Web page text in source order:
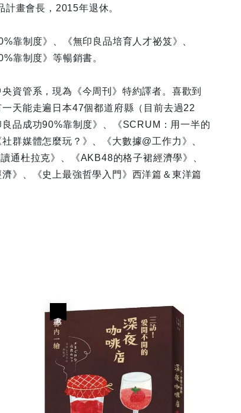
計畫會長，2015年退休。
靠制度》、《無印良品培育人才祕笈》、
靠制度》等暢銷書。
資管系，現為《今周刊》特約譯者。喜歡到
天能走遍日本47個都道府縣（目前去過22
品成功90%靠制度》、《SCRUM：用一半的
群媒體怎麼玩？》、《大數據@工作力》、
通杜拉克》、《AKB48的格子裙經濟學》、
濟》、《史上最強哲學入門》西洋篇＆東洋篇